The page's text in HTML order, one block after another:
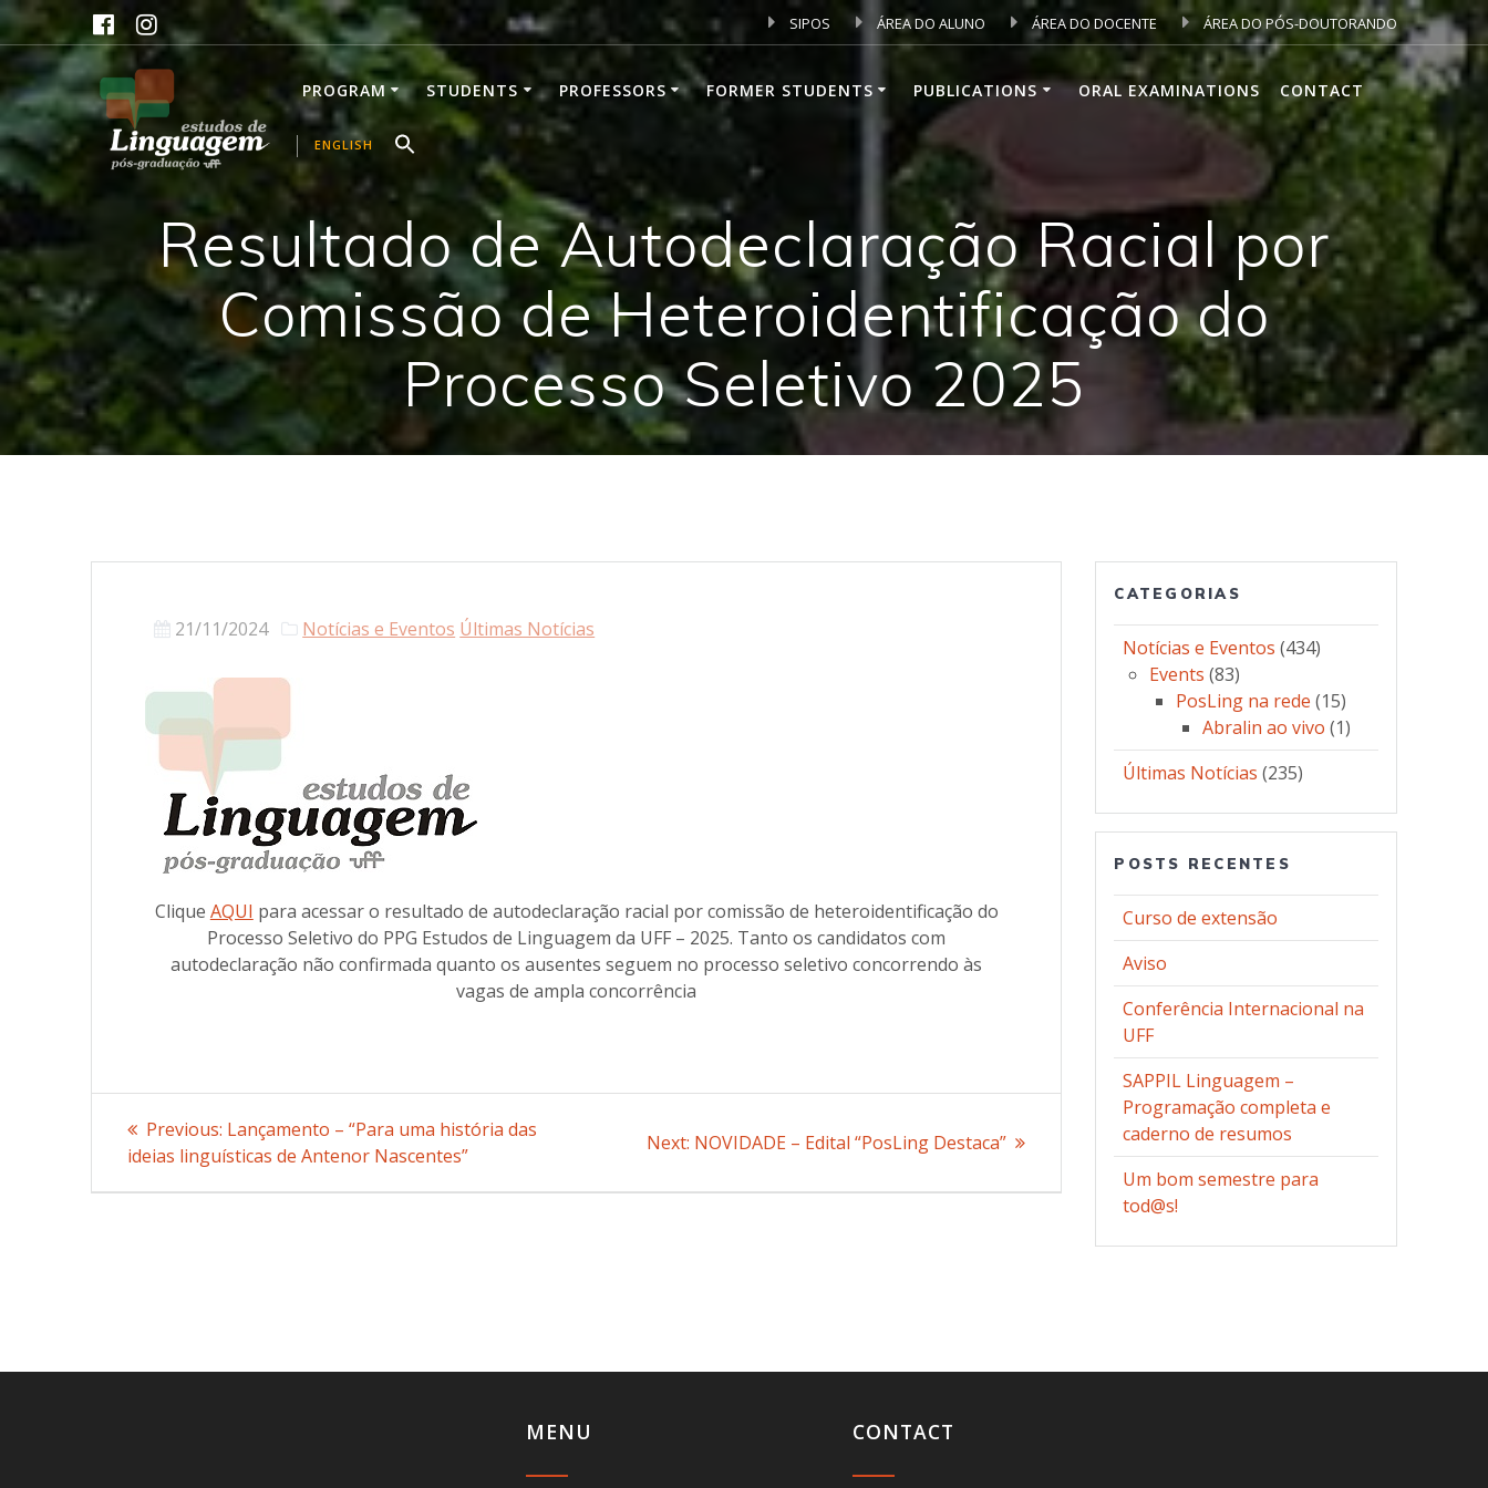
Skip
to
content
SIPOS ÁREA DO ALUNO ÁREA DO DOCENTE ÁREA DO PÓS-DOUTORANDO
PROGRAM STUDENTS PROFESSORS FORMER STUDENTS PUBLICATIONS ORAL EXAMINATIONS CONTACT
ENGLISH
Resultado de Autodeclaração Racial por
Comissão de Heteroidentificação do
Processo Seletivo 2025
21/11/2024 Notícias e Eventos Últimas Notícias
Clique AQUI para acessar o resultado de autodeclaração racial por comissão de heteroidentificação do
Processo Seletivo do PPG Estudos de Linguagem da UFF – 2025. Tanto os candidatos com
autodeclaração não confirmada quanto os ausentes seguem no processo seletivo concorrendo às
vagas de ampla concorrência
Post
navigation
Previous: Previous
post:
Lançamento – “Para uma história das
ideias linguísticas de Antenor Nascentes”
Next: Next
NOVIDADE – Edital “PosLing Destaca”
CATEGORIAS
Notícias e Eventos (434)
Events (83)
PosLing na rede (15)
Abralin ao vivo (1)
Últimas Notícias (235)
POSTS RECENTES
Curso de extensão
Aviso
Conferência Internacional na
UFF
SAPPIL Linguagem –
Programação completa e
caderno de resumos
Um bom semestre para
tod@s!
MENU CONTACT